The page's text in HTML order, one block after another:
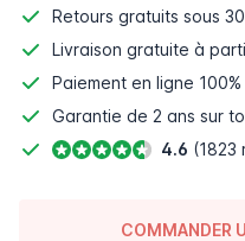
Retours gratuits sous
Livraison gratuite à
Paiement en ligne
Garantie de 2 ans sur
4.6 (1823
COMMANDER